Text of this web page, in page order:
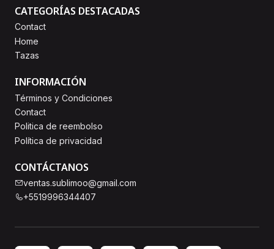
CATEGORÍAS DESTACADAS
Contact
Home
Tazas
INFORMACIÓN
Términos y Condiciones
Contact
Politica de reembolso
Política de privacidad
CONTÁCTANOS
ventas.sublimoo@gmail.com
+5519996344407